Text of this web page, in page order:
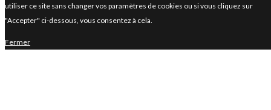
utiliser ce site sans changer vos paramètres de cookies ou si vous cliquez sur
"Accepter" ci-dessous, vous consentez à cela.
Fermer